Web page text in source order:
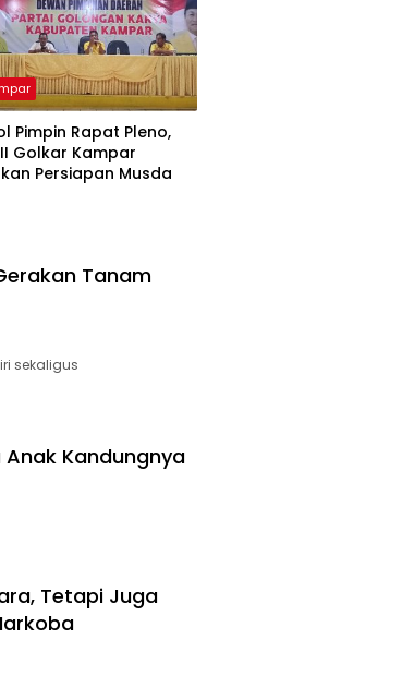
Pimpin Rapat Pleno,
II Golkar Kampar
Persiapan Musda
Tanam
sekaligus
Kandungnya
Tetapi Juga